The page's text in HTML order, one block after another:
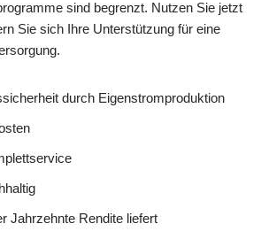
sind begrenzt. Nutzen Sie jetzt
Sie sich Ihre Unterstützung für eine
durch Eigenstromproduktion
Jahrzehnte Rendite liefert